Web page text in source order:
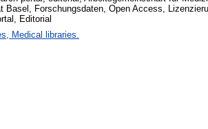
Forschungsdaten, Open Access,
Editorial
Medical libraries.